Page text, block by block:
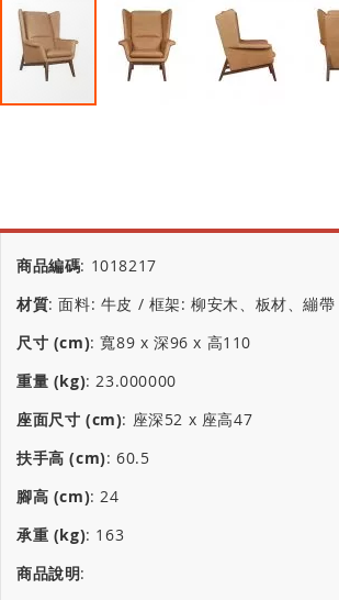
商品編碼: 1018217
材質:面料: 牛皮 / 框架: 柳安木、板材、繃
尺寸 (cm):寬89 x 深96 x 高110
重量 (kg):23.000000
座面尺寸 (cm): 座深52 x 座高47
扶手高 (cm):60.5
腳高 (cm):24
承重 (kg): 163
商品說明: